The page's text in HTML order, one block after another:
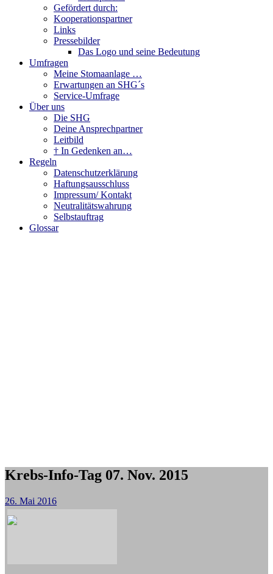
Gefördert durch:
Kooperationspartner
Links
Pressebilder
Das Logo und seine Bedeutung
Umfragen
Meine Stomaanlage …
Erwartungen an SHG´s
Service-Umfrage
Über uns
Die SHG
Deine Ansprechpartner
Leitbild
† In Gedenken an…
Regeln
Datenschutzerklärung
Haftungsausschluss
Impressum/ Kontakt
Neutralitätswahrung
Selbstauftrag
Glossar
Krebs-Info-Tag 07. Nov. 2015
26. Mai 2016